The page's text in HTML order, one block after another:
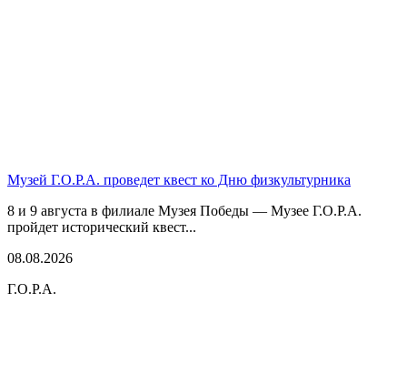
Музей Г.О.Р.А. проведет квест ко Дню физкультурника
8 и 9 августа в филиале Музея Победы — Музее Г.О.Р.А.
пройдет исторический квест...
08.08.2026
Г.О.Р.А.